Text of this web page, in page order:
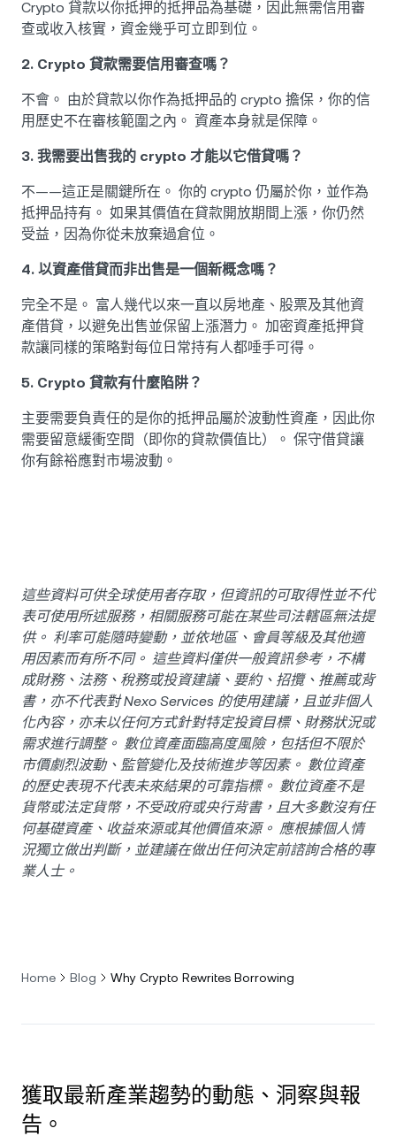
Crypto 貸款以你抵押的抵押品為基礎，因此無需信用審
查或收入核實，資金幾乎可立即到位。
2. Crypto 貸款需要信用審查嗎？
不會。 由於貸款以你作為抵押品的 crypto 擔保，你的信
用歷史不在審核範圍之內。 資產本身就是保障。
3. 我需要出售我的 crypto 才能以它借貸嗎？
不——這正是關鍵所在。 你的 crypto 仍屬於你，並作為
抵押品持有。 如果其價值在貸款開放期間上漲，你仍然
受益，因為你從未放棄過倉位。
4. 以資產借貸而非出售是一個新概念嗎？
完全不是。 富人幾代以來一直以房地產、股票及其他資
產借貸，以避免出售並保留上漲潛力。 加密資產抵押貸
款讓同樣的策略對每位日常持有人都唾手可得。
5. Crypto 貸款有什麼陷阱？
主要需要負責任的是你的抵押品屬於波動性資產，因此你
需要留意緩衝空間（即你的貸款價值比）。 保守借貸讓
你有餘裕應對市場波動。
這些資料可供全球使用者存取，但資訊的可取得性並不代
表可使用所述服務，相關服務可能在某些司法轄區無法提
供。 利率可能隨時變動，並依地區、會員等級及其他適
用因素而有所不同。 這些資料僅供一般資訊參考，不構
成財務、法務、稅務或投資建議、要約、招攬、推薦或背
書，亦不代表對 Nexo Services 的使用建議，且並非個人
化內容，亦未以任何方式針對特定投資目標、財務狀況或
需求進行調整。 數位資產面臨高度風險，包括但不限於
市價劇烈波動、監管變化及技術進步等因素。 數位資產
的歷史表現不代表未來結果的可靠指標。 數位資產不是
貨幣或法定貨幣，不受政府或央行背書，且大多數沒有任
何基礎資產、收益來源或其他價值來源。 應根據個人情
況獨立做出判斷，並建議在做出任何決定前諮詢合格的專
業人士。
Home Blog Why Crypto Rewrites Borrowing
獲取最新產業趨勢的動態、洞察與報
告。